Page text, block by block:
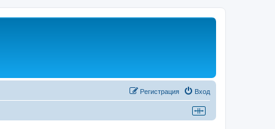
Вход
Регистрация